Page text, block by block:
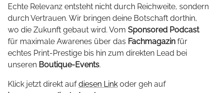
Echte Relevanz entsteht nicht durch Reichweite, sondern
durch Vertrauen. Wir bringen deine Botschaft dorthin,
wo die Zukunft gebaut wird. Vom Sponsored Podcast
für maximale Awarenes über das Fachmagazin für
echtes Print-Prestige bis hin zum direkten Lead bei
unseren Boutique-Events.
Klick jetzt direkt aufdiesen Link oder geh auf